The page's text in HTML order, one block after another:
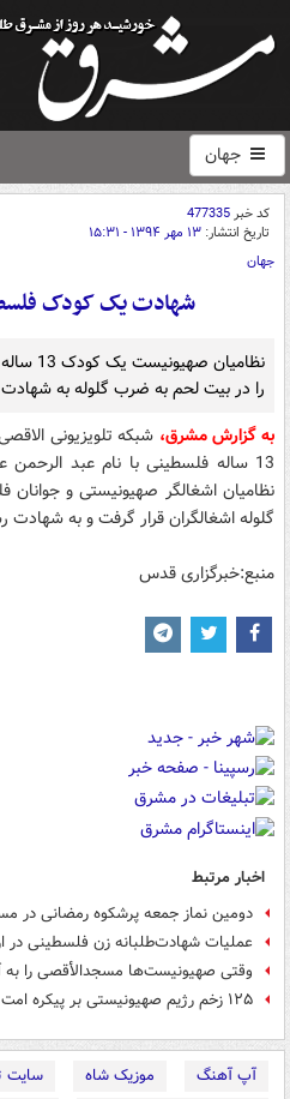
جهان
کد خبر477335
تاریخ انتشار: ۱۳ مهر ۱۳۹۴ - ۱۵:۳۱
جهان
شهادت یک کودک
را در بیت لحم به ضرب گلوله به شهادت
به گزارش مشرق، شبکه تلویزیونی
13 ساله فلسطینی با نام عبد
نظامیان اشغالگر صهیونیستی و
گلوله اشغالگران قرار گرفت و به شهادت
منبع:خبرگزاری قدس
اخبار مرتبط
دومین نماز جمعه پرشکوه رمضانی در
عملیات شهادت‌طلبانه زن فلسطینی در
وقتی صهیونیست‌ها مسجدالأقصی را
۱۲۵ زخم رژیم صهیونیستی بر پیکره امت اسلام
آپ آهنگ موزیک شاه
سایت